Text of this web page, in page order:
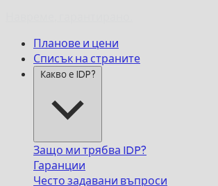
Планове и цени
Списък на страните
Какво е IDP?
Защо ми трябва IDP?
Гаранции
Често задавани въпроси